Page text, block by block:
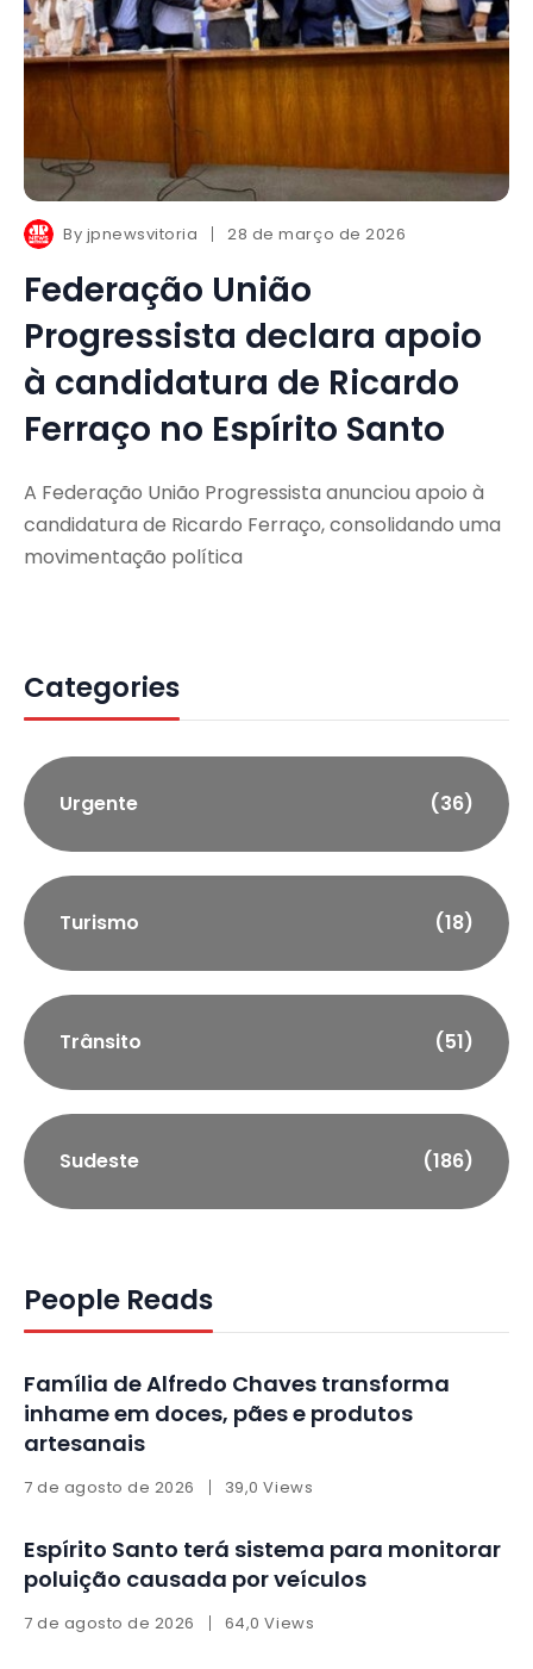
By jpnewsvitoria 28 de março de 2026
Federação União
Progressista declara apoio
à candidatura de Ricardo
Ferraço no Espírito Santo
A Federação União Progressista anunciou apoio à
candidatura de Ricardo Ferraço, consolidando uma
movimentação política
Categories
Urgente (36)
Turismo (18)
Trânsito (51)
Sudeste (186)
People Reads
Família de Alfredo Chaves transforma
inhame em doces, pães e produtos
artesanais
7 de agosto de 2026 39,0 Views
Espírito Santo terá sistema para monitorar
poluição causada por veículos
7 de agosto de 2026 64,0 Views